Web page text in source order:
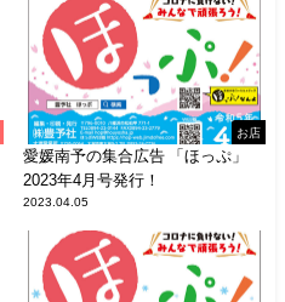
お店
愛媛南予の集合広告 「ほっぷ」
2023年4月号発行！
2023.04.05